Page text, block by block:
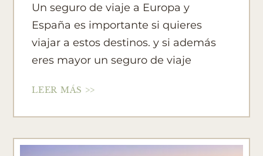
Un seguro de viaje a Europa y
España es importante si quieres
viajar a estos destinos. y si además
eres mayor un seguro de viaje
LEER MÁS >>